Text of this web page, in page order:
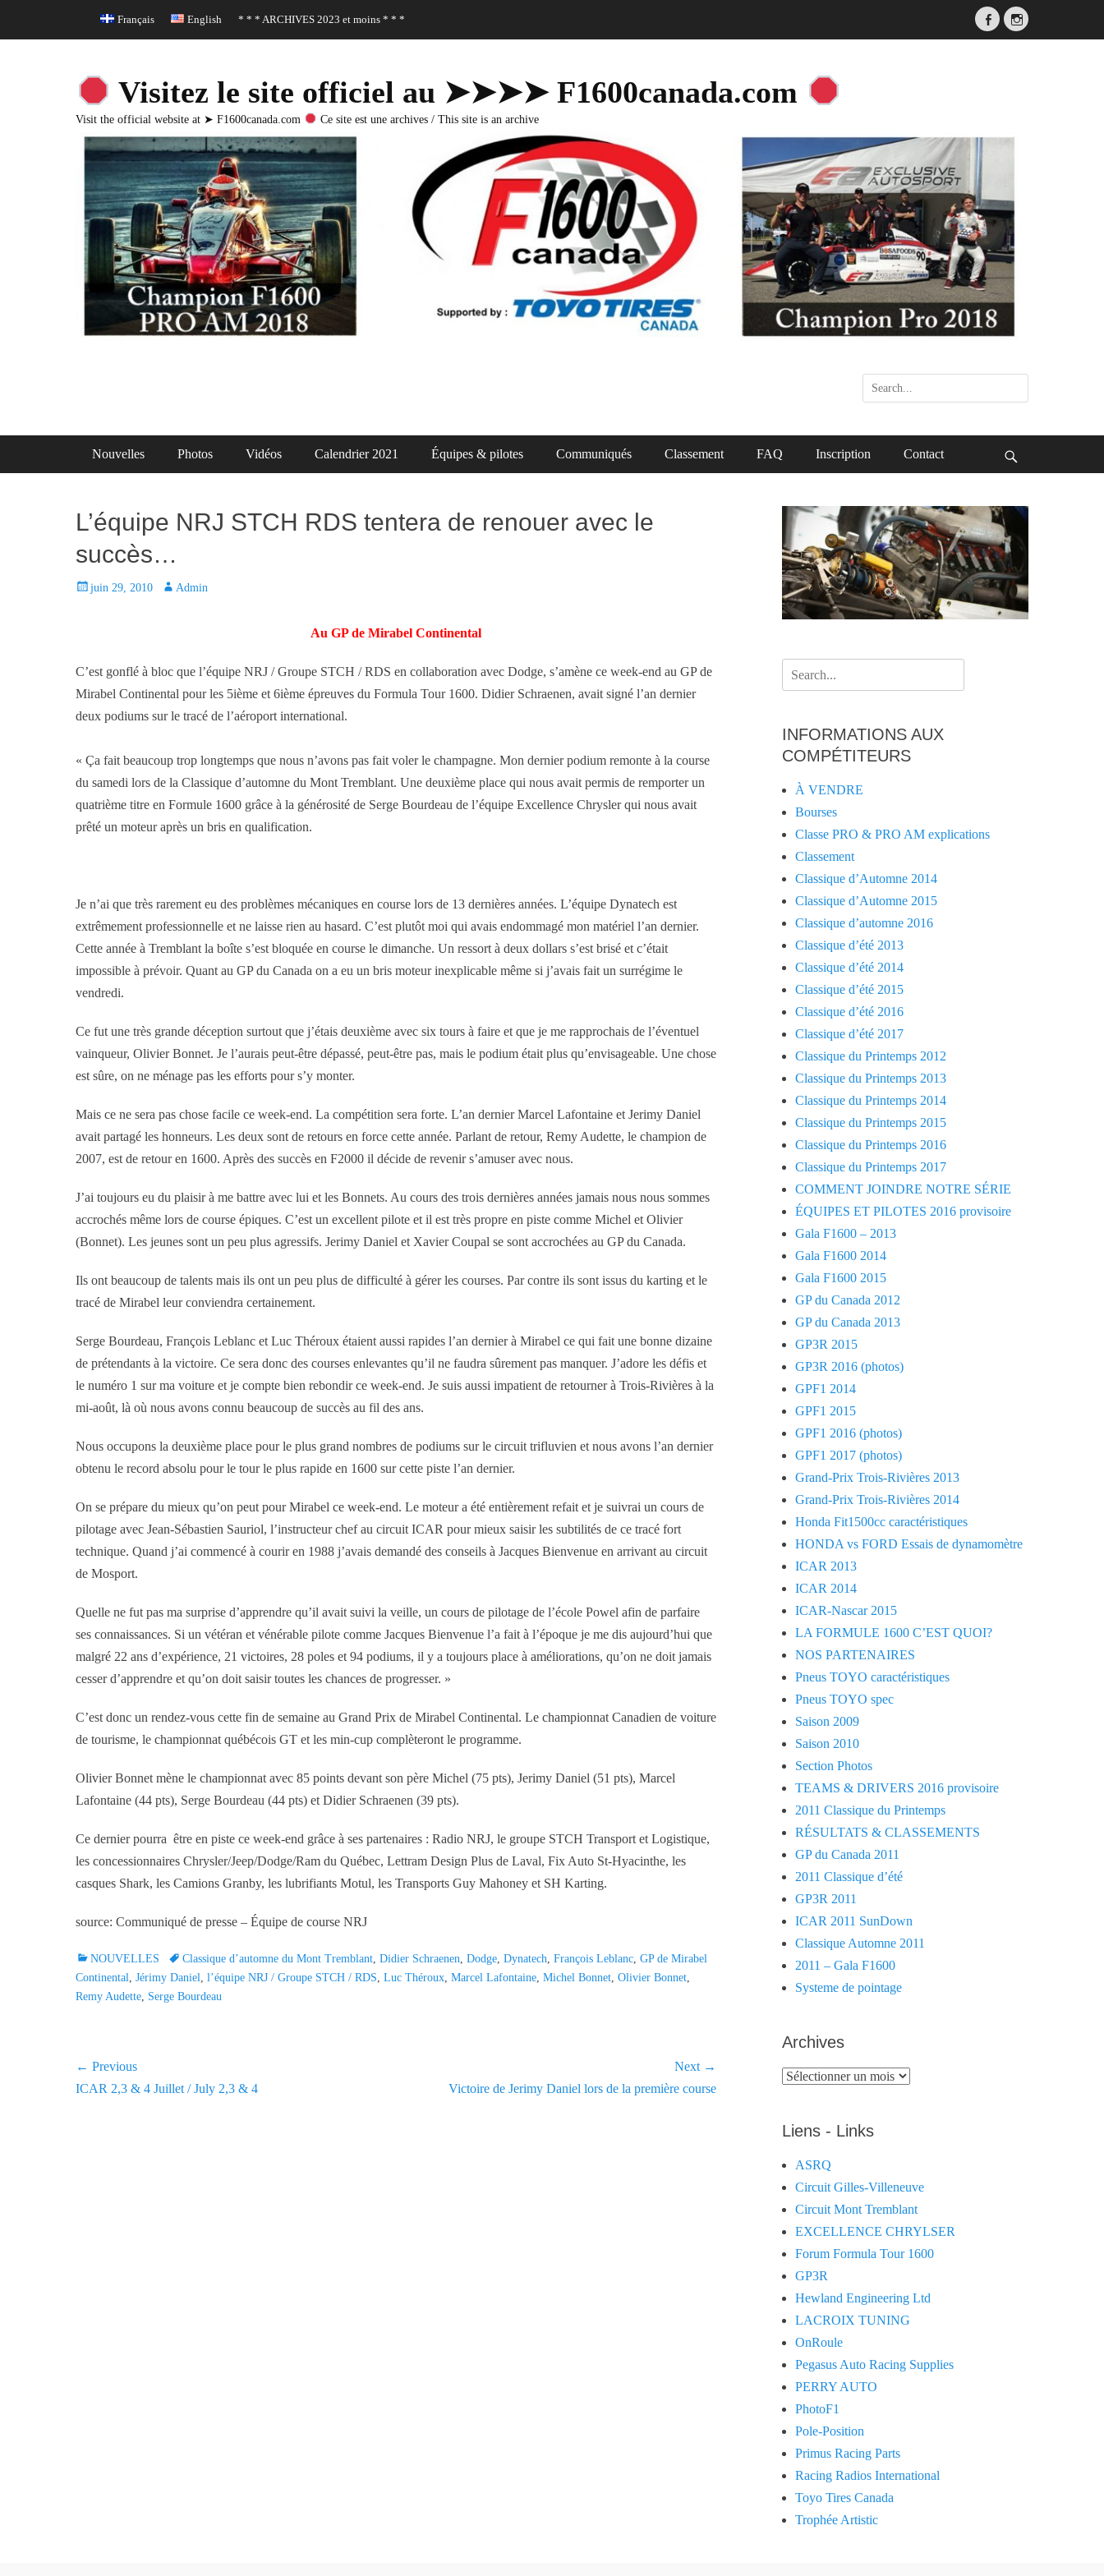
Header Top Menu
Skip Français English * * * ARCHIVES 2023 et moins * * *
FacebookInstagram
Visitez le site officiel au ➤➤➤➤ F1600canada.com
Visit the official website at ➤ F1600canada.com Ce site est une archives / This site is an archive
Search
for:
Primary Menu
Skip
Nouvelles Photos Vidéos Calendrier 2021 Équipes & pilotes Communiqués Classement FAQ Inscription Contact
L’équipe NRJ STCH RDS tentera de renouer avec le
succès…
P
o
n
juin 29, 2010
A Admin
Au GP de Mirabel Continental
C’est gonflé à bloc que l’équipe NRJ / Groupe STCH / RDS en collaboration avec Dodge, s’amène ce week-end au GP de
Mirabel Continental pour les 5ième et 6ième épreuves du Formula Tour 1600. Didier Schraenen, avait signé l’an dernier
deux podiums sur le tracé de l’aéroport international.
« Ça fait beaucoup trop longtemps que nous n’avons pas fait voler le champagne. Mon dernier podium remonte à la course
du samedi lors de la Classique d’automne du Mont Tremblant. Une deuxième place qui nous avait permis de remporter un
quatrième titre en Formule 1600 grâce à la générosité de Serge Bourdeau de l’équipe Excellence Chrysler qui nous avait
prêté un moteur après un bris en qualification.
Je n’ai que très rarement eu des problèmes mécaniques en course lors de 13 dernières années. L’équipe Dynatech est
extrêmement professionnelle et ne laisse rien au hasard. C’est plutôt moi qui avais endommagé mon matériel l’an dernier.
Cette année à Tremblant la boîte s’est bloquée en course le dimanche. Un ressort à deux dollars s’est brisé et c’était
impossible à prévoir. Quant au GP du Canada on a eu un bris moteur inexplicable même si j’avais fait un surrégime le
vendredi.
Ce fut une très grande déception surtout que j’étais deuxième avec six tours à faire et que je me rapprochais de l’éventuel
vainqueur, Olivier Bonnet. Je l’aurais peut-être dépassé, peut-être pas, mais le podium était plus qu’envisageable. Une chose
est sûre, on ne ménage pas les efforts pour s’y monter.
Mais ce ne sera pas chose facile ce week-end. La compétition sera forte. L’an dernier Marcel Lafontaine et Jerimy Daniel
avait partagé les honneurs. Les deux sont de retours en force cette année. Parlant de retour, Remy Audette, le champion de
2007, est de retour en 1600. Après des succès en F2000 il décide de revenir s’amuser avec nous.
J’ai toujours eu du plaisir à me battre avec lui et les Bonnets. Au cours des trois dernières années jamais nous nous sommes
accrochés même lors de course épiques. C’est un excellent pilote et il est très propre en piste comme Michel et Olivier
(Bonnet). Les jeunes sont un peu plus agressifs. Jerimy Daniel et Xavier Coupal se sont accrochées au GP du Canada.
Ils ont beaucoup de talents mais ils ont un peu plus de difficulté à gérer les courses. Par contre ils sont issus du karting et le
tracé de Mirabel leur conviendra certainement.
Serge Bourdeau, François Leblanc et Luc Théroux étaient aussi rapides l’an dernier à Mirabel ce qui fait une bonne dizaine
de prétendants à la victoire. Ce sera donc des courses enlevantes qu’il ne faudra sûrement pas manquer. J’adore les défis et
le numéro 1 sur ma voiture et je compte bien rebondir ce week-end. Je suis aussi impatient de retourner à Trois-Rivières à la
mi-août, là où nous avons connu beaucoup de succès au fil des ans.
Nous occupons la deuxième place pour le plus grand nombres de podiums sur le circuit trifluvien et nous avons l’an dernier
obtenu le record absolu pour le tour le plus rapide en 1600 sur cette piste l’an dernier.
On se prépare du mieux qu’on peut pour Mirabel ce week-end. Le moteur a été entièrement refait et je suivrai un cours de
pilotage avec Jean-Sébastien Sauriol, l’instructeur chef au circuit ICAR pour mieux saisir les subtilités de ce tracé fort
technique. Quand j’ai commencé à courir en 1988 j’avais demandé des conseils à Jacques Bienvenue en arrivant au circuit
de Mosport.
Quelle ne fut pas ma surprise d’apprendre qu’il avait suivi la veille, un cours de pilotage de l’école Powel afin de parfaire
ses connaissances. Si un vétéran et vénérable pilote comme Jacques Bienvenue l’a fait à l’époque je me dis aujourd’hui que
malgré 22 ans d’expérience, 21 victoires, 28 poles et 94 podiums, il y a toujours place à améliorations, qu’on ne doit jamais
cesser d’apprendre et qu’on doit saisir toutes les chances de progresser. »
C’est donc un rendez-vous cette fin de semaine au Grand Prix de Mirabel Continental. Le championnat Canadien de voiture
de tourisme, le championnat québécois GT et les min-cup complèteront le programme.
Olivier Bonnet mène le championnat avec 85 points devant son père Michel (75 pts), Jerimy Daniel (51 pts), Marcel
Lafontaine (44 pts), Serge Bourdeau (44 pts) et Didier Schraenen (39 pts).
Ce dernier pourra être en piste ce week-end grâce à ses partenaires : Radio NRJ, le groupe STCH Transport et Logistique,
les concessionnaires Chrysler/Jeep/Dodge/Ram du Québec, Lettram Design Plus de Laval, Fix Auto St-Hyacinthe, les
casques Shark, les Camions Granby, les lubrifiants Motul, les Transports Guy Mahoney et SH Karting.
source: Communiqué de presse – Équipe de course NRJ
C
a
t
r
i
NOUVELLES
T
a
g
Classique d’automne du Mont Tremblant Didier Schraenen Dodge Dynatech François Leblanc GP de Mirabel
Continental
Jérimy Daniel l’équipe NRJ / Groupe STCH / RDS Luc Théroux Marcel Lafontaine Michel Bonnet Olivier Bonnet
Remy Audette Serge Bourdeau
Navigation
de
← Previous
Previous
ICAR 2,3 & 4 Juillet / July 2,3 & 4
Next →
Victoire de Jerimy Daniel lors de la première course
Search
for:
INFORMATIONS AUX
COMPÉTITEURS
À VENDRE
Bourses
Classe PRO & PRO AM explications
Classement
Classique d’Automne 2014
Classique d’Automne 2015
Classique d’automne 2016
Classique d’été 2013
Classique d’été 2014
Classique d’été 2015
Classique d’été 2016
Classique d’été 2017
Classique du Printemps 2012
Classique du Printemps 2013
Classique du Printemps 2014
Classique du Printemps 2015
Classique du Printemps 2016
Classique du Printemps 2017
COMMENT JOINDRE NOTRE SÉRIE
ÉQUIPES ET PILOTES 2016 provisoire
Gala F1600 – 2013
Gala F1600 2014
Gala F1600 2015
GP du Canada 2012
GP du Canada 2013
GP3R 2015
GP3R 2016 (photos)
GPF1 2014
GPF1 2015
GPF1 2016 (photos)
GPF1 2017 (photos)
Grand-Prix Trois-Rivières 2013
Grand-Prix Trois-Rivières 2014
Honda Fit1500cc caractéristiques
HONDA vs FORD Essais de dynamomètre
ICAR 2013
ICAR 2014
ICAR-Nascar 2015
LA FORMULE 1600 C’EST QUOI?
NOS PARTENAIRES
Pneus TOYO caractéristiques
Pneus TOYO spec
Saison 2009
Saison 2010
Section Photos
TEAMS & DRIVERS 2016 provisoire
2011 Classique du Printemps
RÉSULTATS & CLASSEMENTS
GP du Canada 2011
2011 Classique d’été
GP3R 2011
ICAR 2011 SunDown
Classique Automne 2011
2011 – Gala F1600
Systeme de pointage
Archives
Archives
Liens - Links
ASRQ
Circuit Gilles-Villeneuve
Circuit Mont Tremblant
EXCELLENCE CHRYLSER
Forum Formula Tour 1600
GP3R
Hewland Engineering Ltd
LACROIX TUNING
OnRoule
Pegasus Auto Racing Supplies
PERRY AUTO
PhotoF1
Pole-Position
Primus Racing Parts
Racing Radios International
Toyo Tires Canada
Trophée Artistic